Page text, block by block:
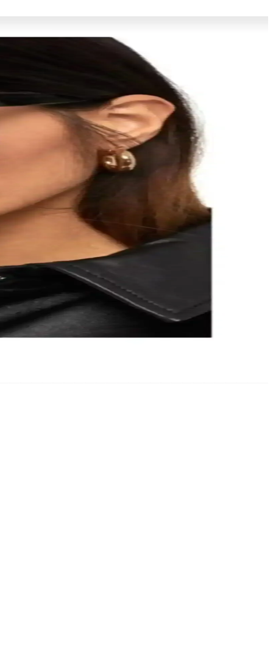
gözlüğü seçimi, sadece gözlerin
daha özgüvenli hissedin.
ideal aksesuar.
fiyat seçenekleriyle kendinizi ifade edin.
önerileriyle uzun ömürlü kullanım sağlar.